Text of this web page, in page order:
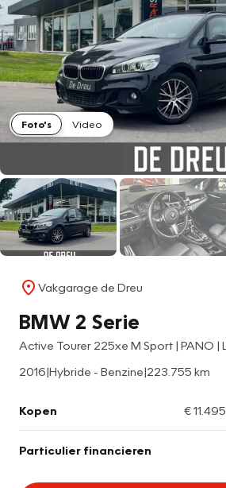
Foto's
Video
Vakgarage de Dreu
BMW 2 Serie
2016|Hybride - Benzine|223.755 km
Kopen € 11.495
Particulier financieren